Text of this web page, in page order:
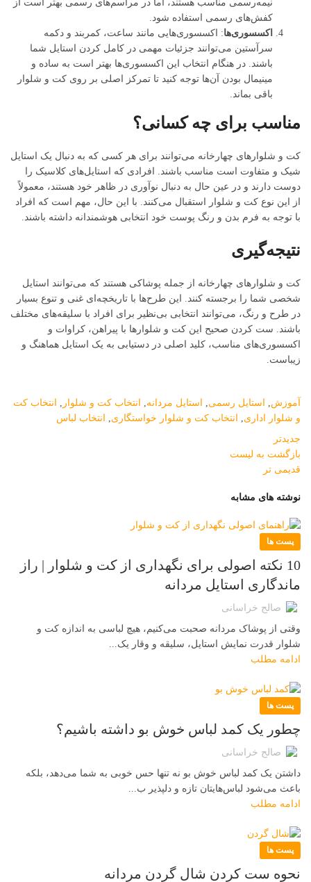
نیمه‌رسمی مناسب هستند، اما در مراسم‌های رسمی بهتر است از
کفش‌های رسمی استفاده شود.
اکسسوری‌ها: اکسسوری‌هایی مانند ساعت، کمربند و دکمه
سرآستین می‌توانند جزئیات مهمی در کامل کردن استایل شما
باشند. در هنگام انتخاب این اکسسوری‌ها بهتر است به ساده‌ و
مینیمال بودن آن‌ها توجه کنید تا تمرکز اصلی بر روی کت و شلوار
باقی بماند.
مناسب برای چه کسانی؟
کت و شلوارهای چهارخانه می‌توانند برای هر کسی که به دنبال یک استایل
شیک و متفاوت است مناسب باشند. افرادی که استایل‌های کلاسیک را
دوست دارند و در عین حال به دنبال نوآوری در ظاهر خود هستند، معمولاً
از این نوع کت و شلوار استقبال می‌کنند. با این حال، مهم است که افراد
با توجه به فرم بدن و رنگ پوست خود انتخابی هوشمندانه داشته باشند.
نتیجه‌گیری
کت و شلوارهای چهارخانه از جمله پوشاکی هستند که می‌توانند استایل
شخصی شما را برجسته کنند. این طرح‌ها با تاریخچه‌ای غنی و تنوع بسیار
در طرح و رنگ، می‌توانند انتخابی بی‌نظیر برای افراد با سلیقه‌های مختلف
باشند. ست کردن صحیح این کت و شلوارها با پیراهن، کراوات و
اکسسوری‌های مناسب، کلید اصلی در دستیابی به یک استایل هماهنگ و
زیباست.
آموزش استایل رسمی استایل مردانه انتخاب کت و شلوار
انتخاب کت
و شلوار اداری
انتخاب کت و شلوار خواستگاری
انتخاب لباس
جدیدتر
بازگشت به لیست
قدیمی تر
نوشته های مشابه
پست ها
10 نکته اصولی برای نگهداری از کت و شلوار | راز
ماندگاری استایل مردانه
صالح خراسانی
وقتی از پوشاک مردانه صحبت می‌کنیم، هیچ لباسی به اندازه کت و
شلوار قدرت نمایش استایل، سلیقه و وقار یک...
ادامه مطلب
پست ها
چطور یک کمد لباس خوش بو داشته باشیم؟
صالح خراسانی
داشتن یک کمد لباس خوش بو نه تنها حس خوبی به شما می‌دهد، بلکه
باعث می‌شود لباس‌هایتان تازه و دلپذیر ب...
ادامه مطلب
پست ها
نحوه ست کردن شال گردن مردانه